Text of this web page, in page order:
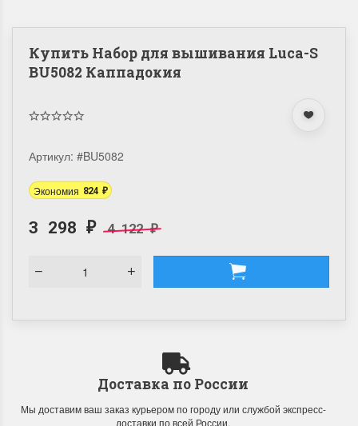
Купить Набор для вышивания Luca-S
BU5082 Каппадокия
Артикул: #BU5082
Экономия 824 ₽
3 298 ₽ 4 122₽
Доставка по России
Мы доставим ваш заказ курьером по городу или службой экспресс-
доставки по всей России.